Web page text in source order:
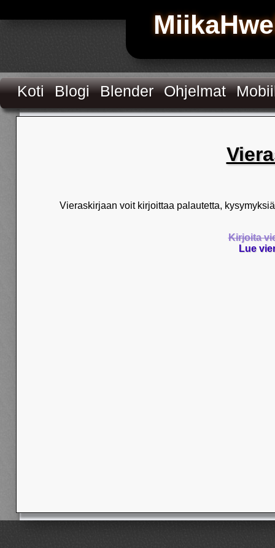
Koti Blogi Blender Ohjelmat
Vieraskirjaan voit kirjoittaa palautetta,
Kirjoita
Lue